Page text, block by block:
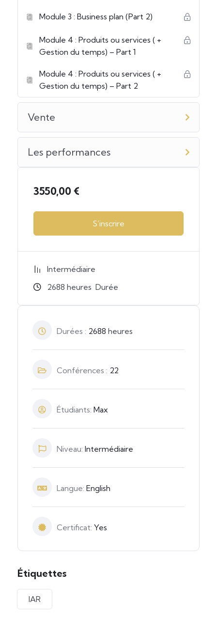
Module 3 : Business plan (Part 2)
Module 4 : Produits ou services ( +
Gestion du temps) – Part 1
Module 4 : Produits ou services ( +
Gestion du temps) – Part 2
Vente
Les performances
3550,00 €
S’inscrire
Intermédiaire
2688 heures Durée
Durées : 2688 heures
Conférences : 22
Étudiants: Max
Niveau: Intermédiaire
Langue: English
Certificat: Yes
Étiquettes
IAR